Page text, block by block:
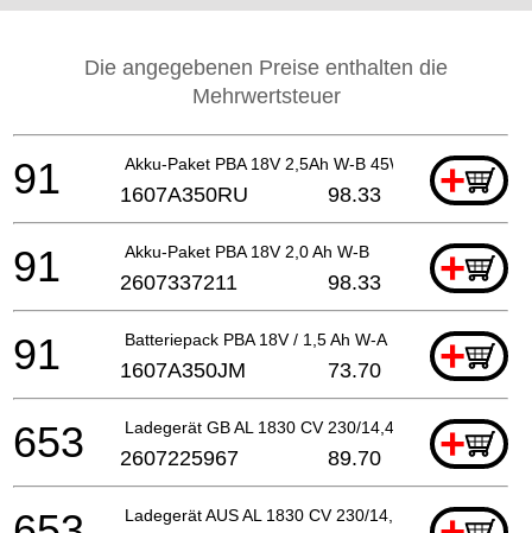
Die angegebenen Preise enthalten die
Mehrwertsteuer
Akku-Paket PBA 18V 2,5Ah W-B 45Wh +
91 1607A350RU 98.33
Akku-Paket PBA 18V 2,0 Ah W-B +
91 2607337211 98.33
Batteriepack PBA 18V / 1,5 Ah W-A +
91 1607A350JM 73.70
Ladegerät GB AL 1830 CV 230/14,4-18V 1h+
653 2607225967 89.70
Ladegerät AUS AL 1830 CV 230/14,4-18V 1h